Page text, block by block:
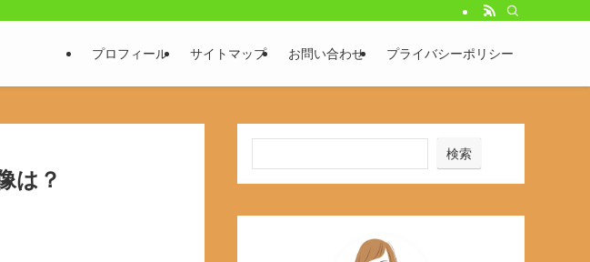
プロフィール サイトマップ お問い合わせ プライバシーポリシー
は？
検索